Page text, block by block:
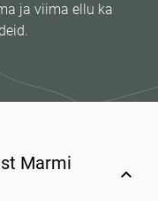
ja viima ellu ka
Marmi